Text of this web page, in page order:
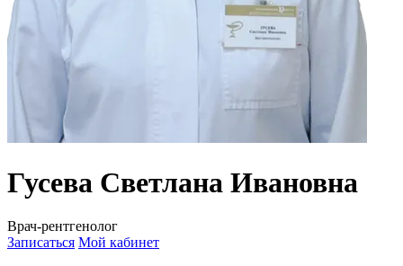
Гусева Светлана Ивановна
Врач-рентгенолог
Записаться Мой кабинет